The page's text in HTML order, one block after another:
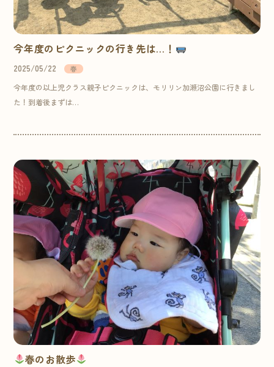
今年度のピクニックの行き先は…！
2025/05/22 春
今年度の以上児クラス親子ピクニックは、モリリン加瀬沼公園に行きまし
た！到着後まずは…
春のお散歩